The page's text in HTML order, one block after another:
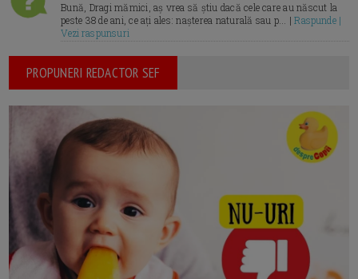
Bună, Dragi mămici, aș vrea să știu dacă cele care au născut la
peste 38 de ani, ce ați ales: nașterea naturală sau p... |Raspunde |
Vezi raspunsuri
PROPUNERI REDACTOR SEF